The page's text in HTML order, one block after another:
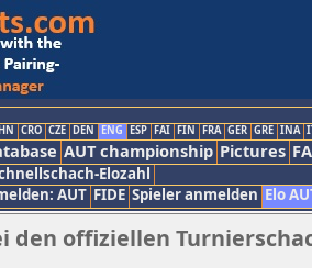
CRO CZE DEN ENG ESP FAI FIN FRA GER GRE INA
AUT championship Pictures
Elozahl
AUT FIDE Spieler anmelden Elo
den offiziellen